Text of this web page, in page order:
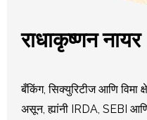
राधाकृष्णन नायर
बँकिंग, सिक्युरिटीज आणि विमा
असून, ह्यांनी IRDA, SEBI